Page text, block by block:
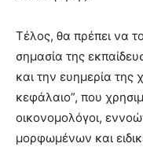
Τέλος, θα πρέπει να
σημασία της
και την ευημερία
κεφάλαιο”, που
οικονομολόγοι,
μορφωμένων και